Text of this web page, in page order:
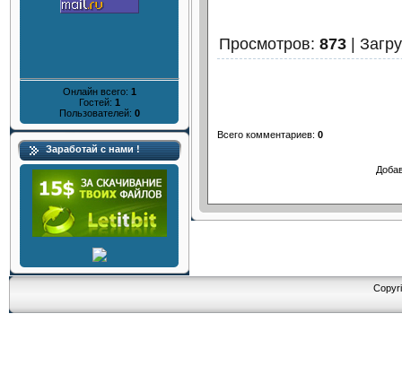
Онлайн всего: 1
Гостей: 1
Пользователей: 0
Заработай с нами !
Просмотров: 873 |
Всего комментариев: 0